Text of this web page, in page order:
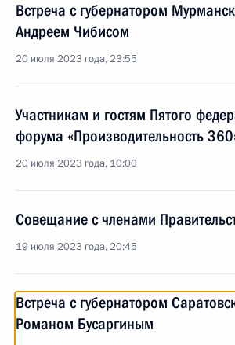
Встреча с губернатором
Андреем Чибисом
20 июля 2023 года, 23:55
Участникам и гостям Пятого
форума «Производительность
20 июля 2023 года, 10:00
Совещание с членами
19 июля 2023 года, 20:45
Встреча с губернатором
Романом Бусаргиным